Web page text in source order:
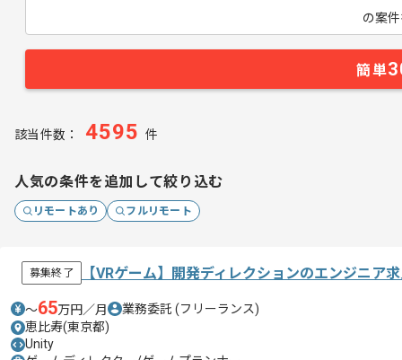
の案
簡単
該当件数： 4595 件
人気の条件を追加して絞り込む
リモートあり フルリモート
募集終了 【VRゲーム】開発ディレクションのエンジニア
〜65万円／月 業務委託 (フリーランス)
恵比寿(東京都)
Unity